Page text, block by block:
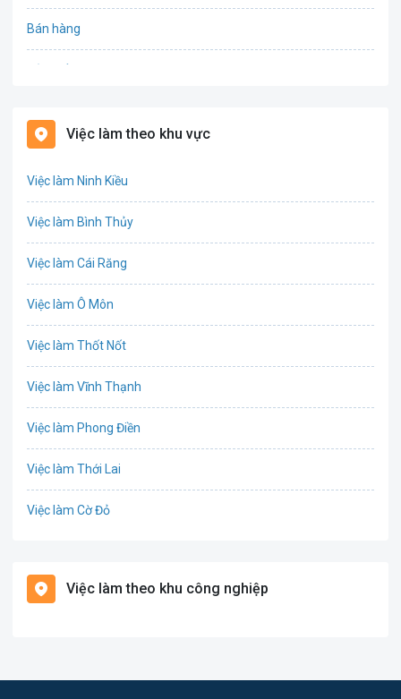
Bán hàng
Biên phiên dịch
Văn Phòng
Việc làm theo khu vực
Việc làm Ninh Kiều
Việc làm Bình Thủy
Việc làm Cái Răng
Việc làm Ô Môn
Việc làm Thốt Nốt
Việc làm Vĩnh Thạnh
Việc làm Phong Điền
Việc làm Thới Lai
Việc làm Cờ Đỏ
Việc làm Cái Khế
Việc làm theo khu công nghiệp